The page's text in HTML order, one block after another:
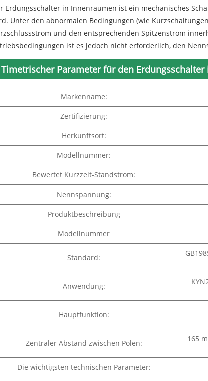
Erdungsschalter in Innenräumen ist ein mechanisches
Unter den abnormalen Bedingungen (wie
und den entsprechenden Spitzenstrom
ist es jedoch nicht erforderlich, den
Timetrischer Parameter für den
Markenname:
Zertifizierung:
Herkunftsort:
Modellnummer:
Bewertet Kurzzeit-Standstrom:
Nennspannung:
Produktbeschreibung
Modellnummer
Standard:
Anwendung:
Hauptfunktion:
Zentraler Abstand zwischen Polen:
165
Die wichtigsten technischen Parameter: